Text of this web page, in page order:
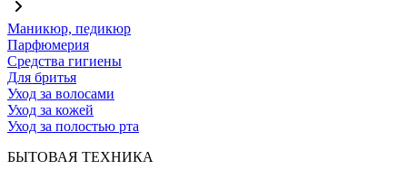
Маникюр, педикюр
Парфюмерия
Средства гигиены
Для бритья
Уход за волосами
Уход за кожей
Уход за полостью рта
БЫТОВАЯ ТЕХНИКА